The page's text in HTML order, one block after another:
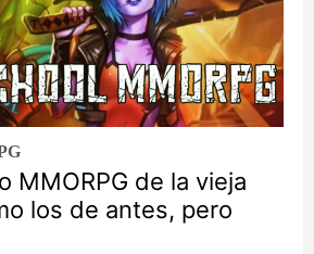
MMORPG de la vieja
los de antes, pero